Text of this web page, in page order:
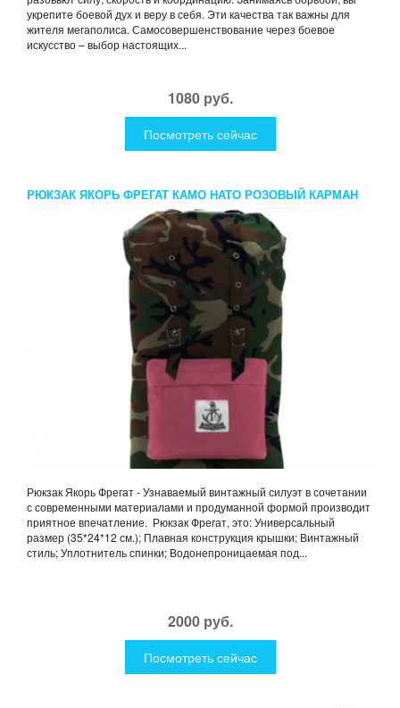
укрепите боевой дух и веру в себя. Эти качества так важны для
жителя мегаполиса. Самосовершенствование через боевое
искусство – выбор настоящих...
1080 руб.
Посмотреть сейчас
РЮКЗАК ЯКОРЬ ФРЕГАТ КАМО НАТО РОЗОВЫЙ КАРМАН
Рюкзак Якорь Фрегат - Узнаваемый винтажный силуэт в сочетании
с современными материалами и продуманной формой производит
приятное впечатление. Рюкзак Фрегат, это: Универсальный
размер (35*24*12 см.); Плавная конструкция крышки; Винтажный
стиль; Уплотнитель спинки; Водонепроницаемая под...
2000 руб.
Посмотреть сейчас